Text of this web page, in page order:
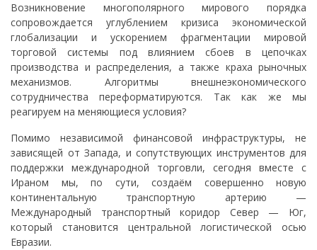
Возникновение многополярного мирового порядка
сопровождается углублением кризиса экономической
глобализации и ускорением фрагментации мировой
торговой системы под влиянием сбоев в цепочках
производства и распределения, а также краха рыночных
механизмов. Алгоритмы внешнеэкономического
сотрудничества переформатируются. Так как же мы
реагируем на меняющиеся условия?
Помимо независимой финансовой инфраструктуры, не
зависящей от Запада, и сопутствующих инструментов для
поддержки международной торговли, сегодня вместе с
Ираном мы, по сути, создаём совершенно новую
континентальную транспортную артерию —
Международный транспортный коридор Север — Юг,
который становится центральной логистической осью
Евразии.